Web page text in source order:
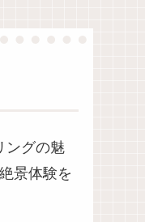
ングの魅
景体験を